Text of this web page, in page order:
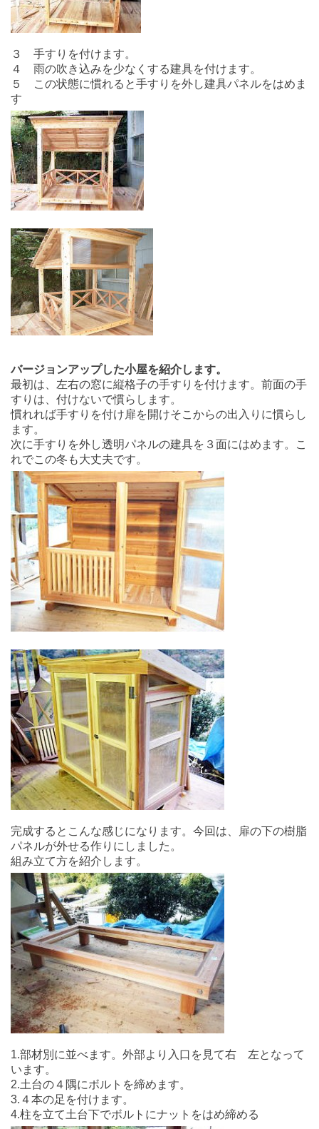
３ 手すりを付けます。
４ 雨の吹き込みを少なくする建具を付けます。
５ この状態に慣れると手すりを外し建具パネルをはめま
す
バージョンアップした小屋を紹介します。
最初は、左右の窓に縦格子の手すりを付けます。前面の手
すりは、付けないで慣らします。
慣れれば手すりを付け扉を開けそこからの出入りに慣らし
ます。
次に手すりを外し透明パネルの建具を３面にはめます。こ
れでこの冬も大丈夫です。
完成するとこんな感じになります。今回は、扉の下の樹脂
パネルが外せる作りにしました。
組み立て方を紹介します。
1.部材別に並べます。外部より入口を見て右 左となって
います。
2.土台の４隅にボルトを締めます。
3.４本の足を付けます。
4.柱を立て土台下でボルトにナットをはめ締める